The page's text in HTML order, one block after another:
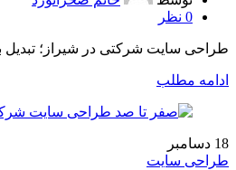
0 نظر
طراحی سایت شرکتی در شیراز؛ تبدیل
ادامه مطلب
18 دسامبر
طراحی سایت